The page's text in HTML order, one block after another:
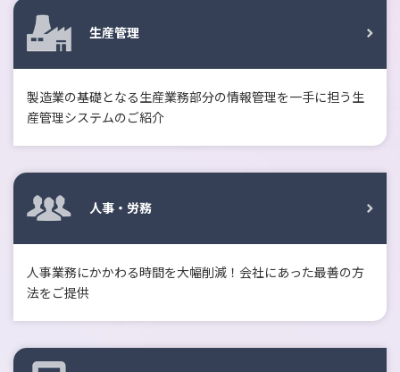
生産管理
製造業の基礎となる生産業務部分の情報管理を一手に担う生
産管理システムのご紹介
人事・労務
人事業務にかかわる時間を大幅削減！会社にあった最善の方
法をご提供